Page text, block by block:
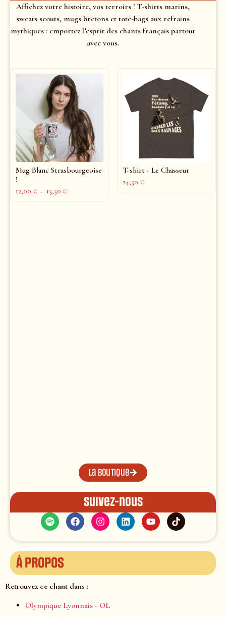
Affichez votre histoire, vos terroirs ! T-shirts marins,
sweats scouts, mugs bretons et tote-bags aux refrains
mythiques : emportez l’esprit des chants français partout
avec vous.
Mug Blanc Strasbourgeoise
!
12,00 € – 15,50 €
T-shirt - Le Chasseur
24,50 €
La boutique
Suivez-nous
À propos
Retrouvez ce chant dans :
Olympique Lyonnais - OL